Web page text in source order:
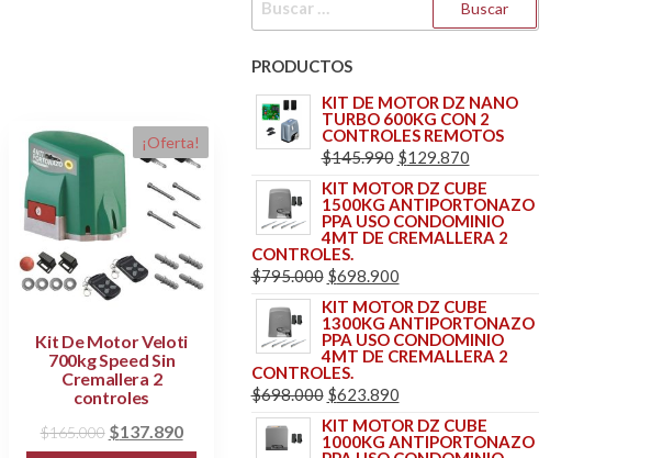
¡Oferta!
Kit De Motor Veloti
700kg Speed Sin
Cremallera 2
controles
$165.000 El
$137.890El
PRODUCTOS
KIT DE MOTOR DZ NANO
TURBO 600KG CON 2
CONTROLES REMOTOS
$145.990 EL
PRECIO
ORIGINAL
ERA:
$129.870EL
PRECIO
ACTUAL
ES:
KIT MOTOR DZ CUBE
1500KG ANTIPORTONAZO
PPA USO CONDOMINIO
4MT DE CREMALLERA 2
CONTROLES.
$795.000 EL
PRECIO
ORIGINAL
ERA:
$795.000.
$698.900EL
PRECIO
ACTUAL
ES:
KIT MOTOR DZ CUBE
1300KG ANTIPORTONAZO
PPA USO CONDOMINIO
4MT DE CREMALLERA 2
CONTROLES.
$698.000 EL
PRECIO
ORIGINAL
$623.890EL
PRECIO
ACTUAL
KIT MOTOR DZ CUBE
1000KG ANTIPORTONAZO